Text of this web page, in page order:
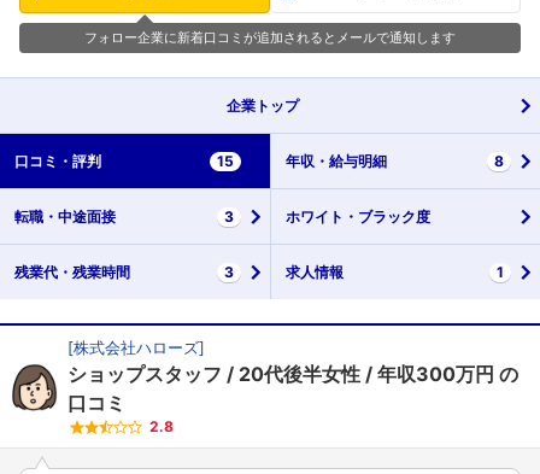
フォロー企業に新着口コミが追加されるとメールで通知します
企業 トップ
口コミ・ 評判 15 年収・ 給与明細 8
転職・ 中途面接 3 ホワイト・ ブラック度
残業代・ 残業時間 3 求人情報 1
[株式会社ハローズ]
ショップスタッフ 20代後半女性 年収300万円 の
口コミ
2.8